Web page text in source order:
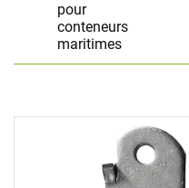
pour
conteneurs
maritimes